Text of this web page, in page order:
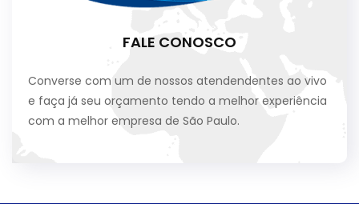
FALE CONOSCO
Converse com um de nossos atendendentes ao vivo
e faça já seu orçamento tendo a melhor experiência
com a melhor empresa de São Paulo.